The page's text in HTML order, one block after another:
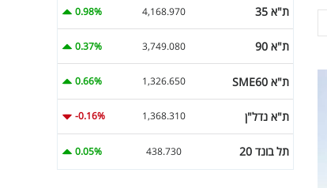
ת"א 35 4,168.970
0.98%
ת"א 90 3,749.080
0.37%
ת"א SME60 1,326.650
0.66%
ת"א נדל"ן 1,368.310
-0.16%
תל בונד 20 438.730
0.05%